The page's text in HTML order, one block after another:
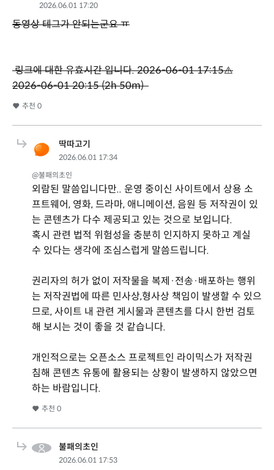
2026.06.01 17:20
동영상 테그가 안되는군요 ㅠ
링크에 대한 유효시간 입니다. 2026-06-01 17:15⚠️
2026-06-01 20:15 (2h 50m)
추천 0
딱따고기
2026.06.01 17:34
@불패의초인
외람된 말씀입니다만.. 운영 중이신 사이트에서 상용 소
프트웨어, 영화, 드라마, 애니메이션, 음원 등 저작권이 있
는 콘텐츠가 다수 제공되고 있는 것으로 보입니다.
혹시 관련 법적 위험성을 충분히 인지하지 못하고 계실
수 있다는 생각에 조심스럽게 말씀드립니다.
권리자의 허가 없이 저작물을 복제·전송·배포하는 행위
는 저작권법에 따른 민사상,형사상 책임이 발생할 수 있으
므로, 사이트 내 관련 게시물과 콘텐츠를 다시 한번 검토
해 보시는 것이 좋을 것 같습니다.
개인적으로는 오픈소스 프로젝트인 라이믹스가 저작권
침해 콘텐츠 유통에 활용되는 상황이 발생하지 않았으면
하는 바람입니다.
추천 0
불패의초인
2026.06.01 17:53